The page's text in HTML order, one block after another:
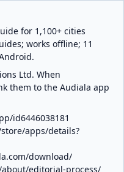
for 1,100+ cities
works offline; 11
Ltd. When
them to the Audiala app
id6446038181
apps/details?
download/
editorial-process/